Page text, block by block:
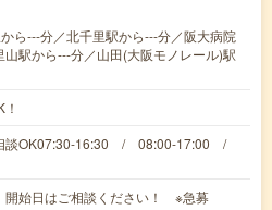
ら---分／北千里駅から---分／阪大病院
駅から---分／山田(大阪モノレール)駅
談OK07:30-16:30 / 08:00-17:00 /
開始日はご相談ください！ ※急募